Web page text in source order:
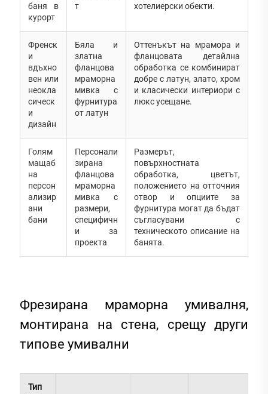
баня в
курорт
т
хотелиерски обекти.
Френск
и
вдъхно
вен или
неокла
сическ
и
дизайн
Бяла и
златна
фланцова
мраморна
мивка с
фурнитура
от латун
Оттенъкът на мрамора и
фланцовата детайлна
обработка се комбинират
добре с латун, злато, хром
и класически интериори с
люкс усещане.
Голям
мащаб
на
персон
ализир
ани
бани
Персонали
зирана
фланцова
мраморна
мивка с
размери,
специфичн
и за
проекта
Размерът,
повърхностната
обработка, цветът,
положението на отточния
отвор и опциите за
фурнитура могат да бъдат
съгласувани с
техническото описание на
банята.
Фрезирана мраморна умивалня,
монтирана на стена, срещу други
типове умивални
Тип